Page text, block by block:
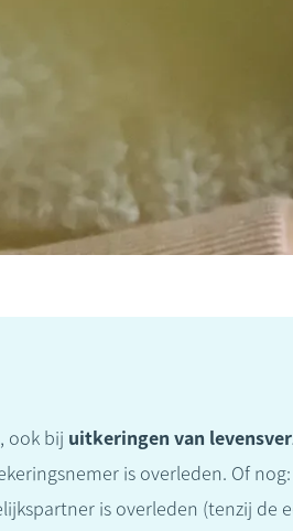
ook bij uitkeringen van
is overleden. Of nog:
is overleden (tenzij de